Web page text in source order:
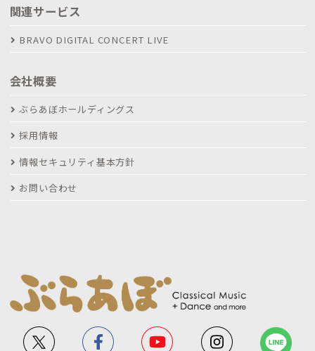
関連サービス
BRAVO DIGITAL CONCERT LIVE
会社概要
ぶらあぼホールディングス
採用情報
情報セキュリティ基本方針
お問い合わせ